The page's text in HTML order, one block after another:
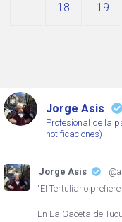
... 18 19
Jorge Asis
Profesional de la
notificaciones)
Jorge Asis
"El Tertuliano
En La Gaceta de